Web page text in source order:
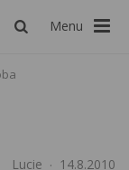
Menu
Lucie 14.8.2010